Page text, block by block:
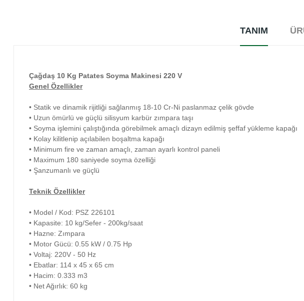
TANIM
Çağdaş 10 Kg Patates Soyma Makinesi 220 V
Genel Özellikler
• Statik ve dinamik rijitliği sağlanmış 18-10 Cr-Ni paslanmaz çelik gövde
• Uzun ömürlü ve güçlü silisyum karbür zımpara taşı
• Soyma işlemini çalıştığında görebilmek amaçlı dizayn edilmiş şeffaf yükleme kapağı
• Kolay kilitlenip açılabilen boşaltma kapağı
• Minimum fire ve zaman amaçlı, zaman ayarlı kontrol paneli
• Maximum 180 saniyede soyma özelliği
• Şanzumanlı ve güçlü
Teknik Özellikler
• Model / Kod: PSZ 226101
• Kapasite: 10 kg/Sefer - 200kg/saat
• Hazne: Zımpara
• Motor Gücü: 0.55 kW / 0.75 Hp
• Voltaj: 220V - 50 Hz
• Ebatlar: 114 x 45 x 65 cm
• Hacim: 0.333 m3
• Net Ağırlık: 60 kg